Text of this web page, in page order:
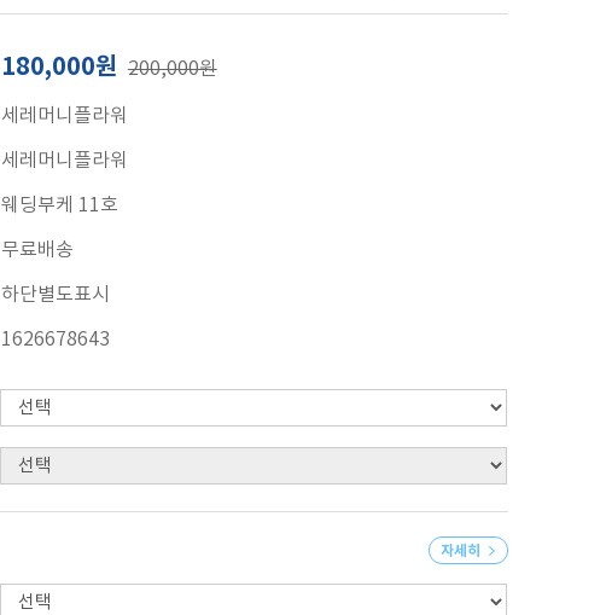
180,000원 200,000원
세레머니플라워
세레머니플라워
웨딩부케 11호
무료배송
하단별도표시
1626678643
자세히